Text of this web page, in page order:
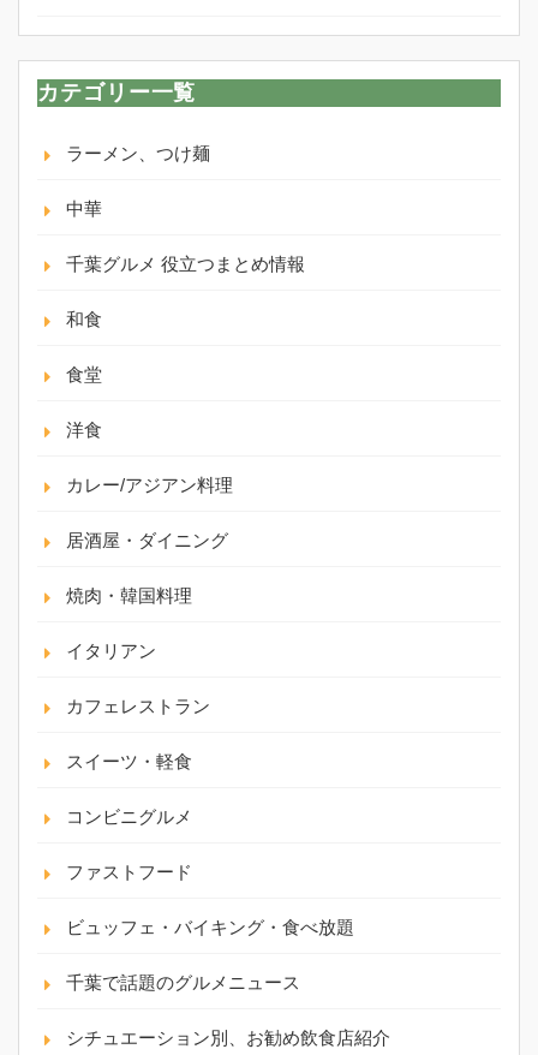
カテゴリー一覧
ラーメン、つけ麺
中華
千葉グルメ 役立つまとめ情報
和食
食堂
洋食
カレー/アジアン料理
居酒屋・ダイニング
焼肉・韓国料理
イタリアン
カフェレストラン
スイーツ・軽食
コンビニグルメ
ファストフード
ビュッフェ・バイキング・食べ放題
千葉で話題のグルメニュース
シチュエーション別、お勧め飲食店紹介